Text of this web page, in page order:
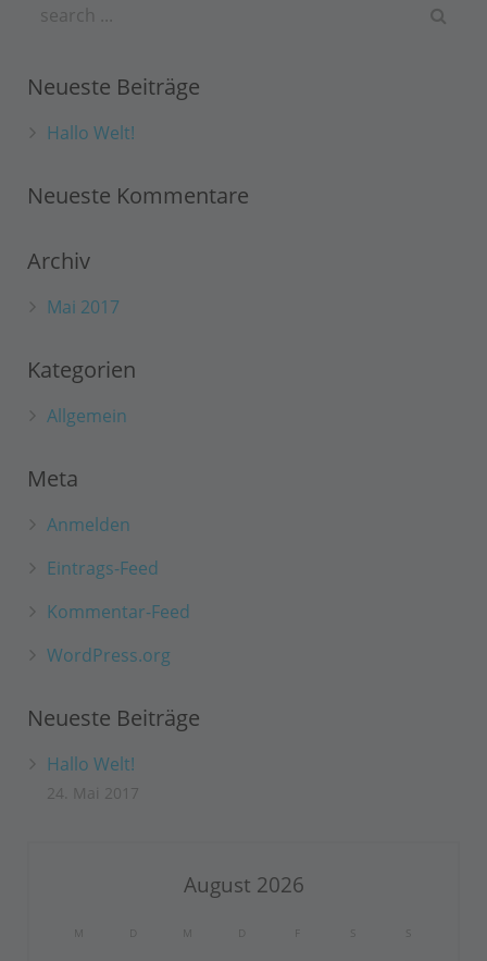
Neueste Beiträge
Hallo Welt!
Neueste Kommentare
Archiv
Mai 2017
Kategorien
Allgemein
Meta
Anmelden
Eintrags-Feed
Kommentar-Feed
WordPress.org
Neueste Beiträge
Hallo Welt!
24. Mai 2017
August 2026
M D M D F